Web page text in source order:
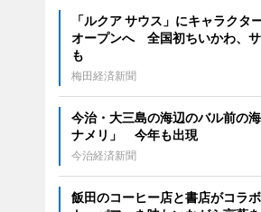
「ルクア サウス」にキャラクタ
オープンへ 全国初ちいかわ、
も
梅田経済新聞
今治・大三島の海辺のバル前の
ナメリ」 今年も出現
今治経済新聞
飯田のコーヒー店と書店がコラ